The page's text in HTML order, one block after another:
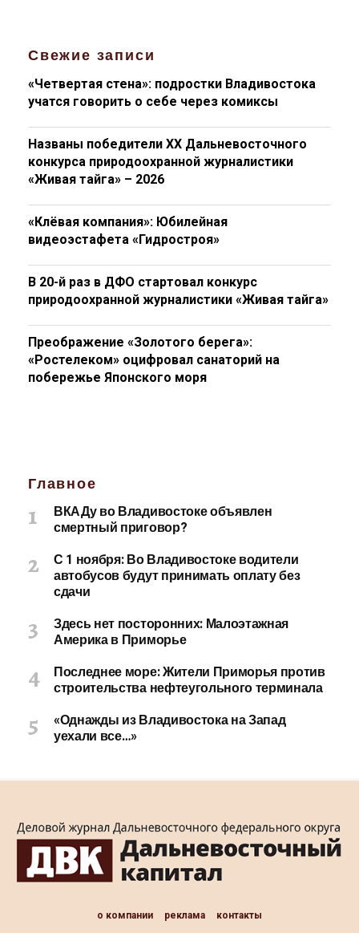
Свежие записи
«Четвертая стена»: подростки Владивостока
учатся говорить о себе через комиксы
Названы победители XX Дальневосточного
конкурса природоохранной журналистики
«Живая тайга» – 2026
«Клёвая компания»: Юбилейная
видеоэстафета «Гидростроя»
В 20-й раз в ДФО стартовал конкурс
природоохранной журналистики «Живая тайга»
Преображение «Золотого берега»:
«Ростелеком» оцифровал санаторий на
побережье Японского моря
Главное
ВКАДу во Владивостоке объявлен
смертный приговор?
С 1 ноября: Во Владивостоке водители
автобусов будут принимать оплату без
сдачи
Здесь нет посторонних: Малоэтажная
Америка в Приморье
Последнее море: Жители Приморья против
строительства нефтеугольного терминала
«Однажды из Владивостока на Запад
уехали все…»
о компании реклама контакты